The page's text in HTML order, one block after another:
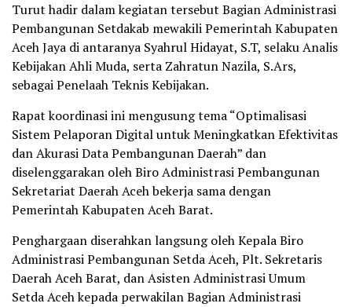
Turut hadir dalam kegiatan tersebut Bagian Administrasi
Pembangunan Setdakab mewakili Pemerintah Kabupaten
Aceh Jaya di antaranya Syahrul Hidayat, S.T, selaku Analis
Kebijakan Ahli Muda, serta Zahratun Nazila, S.Ars,
sebagai Penelaah Teknis Kebijakan.
Rapat koordinasi ini mengusung tema “Optimalisasi
Sistem Pelaporan Digital untuk Meningkatkan Efektivitas
dan Akurasi Data Pembangunan Daerah” dan
diselenggarakan oleh Biro Administrasi Pembangunan
Sekretariat Daerah Aceh bekerja sama dengan
Pemerintah Kabupaten Aceh Barat.
Penghargaan diserahkan langsung oleh Kepala Biro
Administrasi Pembangunan Setda Aceh, Plt. Sekretaris
Daerah Aceh Barat, dan Asisten Administrasi Umum
Setda Aceh kepada perwakilan Bagian Administrasi